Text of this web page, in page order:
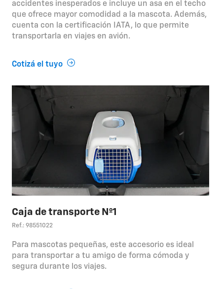
accidentes inesperados e incluye un asa en el techo
que ofrece mayor comodidad a la mascota. Además,
cuenta con la certificación IATA, lo que permite
transportarla en viajes en avión.
Cotizá el tuyo
Caja de transporte Nº1
Ref.: 98551022
Para mascotas pequeñas, este accesorio es ideal
para transportar a tu amigo de forma cómoda y
segura durante los viajes.